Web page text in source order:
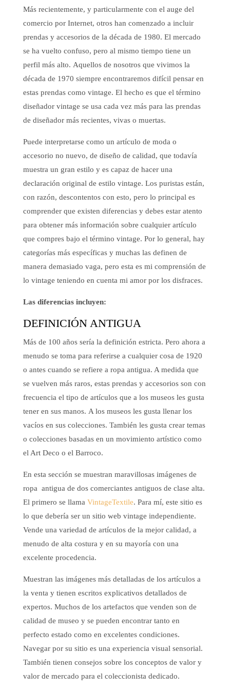
Más recientemente, y particularmente con el auge del
comercio por Internet, otros han comenzado a incluir
prendas y accesorios de la década de 1980. El mercado
se ha vuelto confuso, pero al mismo tiempo tiene un
perfil más alto. Aquellos de nosotros que vivimos la
década de 1970 siempre encontraremos difícil pensar en
estas prendas como vintage. El hecho es que el término
diseñador vintage se usa cada vez más para las prendas
de diseñador más recientes, vivas o muertas.
Puede interpretarse como un artículo de moda o
accesorio no nuevo, de diseño de calidad, que todavía
muestra un gran estilo y es capaz de hacer una
declaración original de estilo vintage. Los puristas están,
con razón, descontentos con esto, pero lo principal es
comprender que existen diferencias y debes estar atento
para obtener más información sobre cualquier artículo
que compres bajo el término vintage. Por lo general, hay
categorías más específicas y muchas las definen de
manera demasiado vaga, pero esta es mi comprensión de
lo vintage teniendo en cuenta mi amor por los disfraces.
Las diferencias incluyen:
DEFINICIÓN ANTIGUA
Más de 100 años sería la definición estricta. Pero ahora a
menudo se toma para referirse a cualquier cosa de 1920
o antes cuando se refiere a ropa antigua. A medida que
se vuelven más raros, estas prendas y accesorios son con
frecuencia el tipo de artículos que a los museos les gusta
tener en sus manos. A los museos les gusta llenar los
vacíos en sus colecciones. También les gusta crear temas
o colecciones basadas en un movimiento artístico como
el Art Deco o el Barroco.
En esta sección se muestran maravillosas imágenes de
ropa antigua de dos comerciantes antiguos de clase alta.
El primero se llama VintageTextile. Para mí, este sitio es
lo que debería ser un sitio web vintage independiente.
Vende una variedad de artículos de la mejor calidad, a
menudo de alta costura y en su mayoría con una
excelente procedencia.
Muestran las imágenes más detalladas de los artículos a
la venta y tienen escritos explicativos detallados de
expertos. Muchos de los artefactos que venden son de
calidad de museo y se pueden encontrar tanto en
perfecto estado como en excelentes condiciones.
Navegar por su sitio es una experiencia visual sensorial.
También tienen consejos sobre los conceptos de valor y
valor de mercado para el coleccionista dedicado.